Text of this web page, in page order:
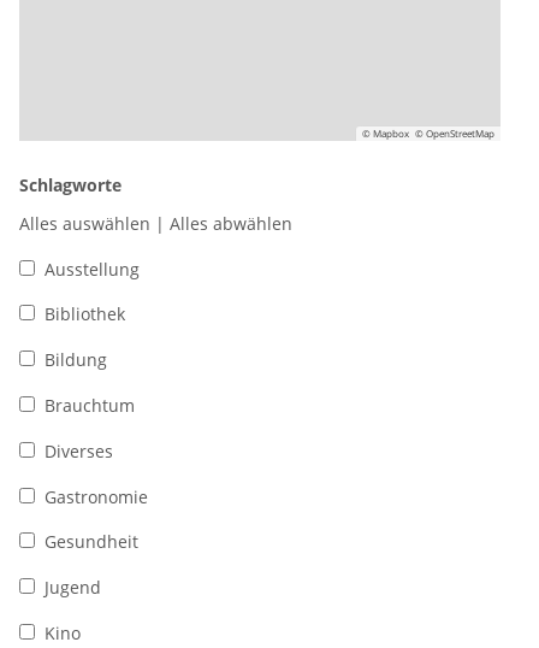
© Mapbox © OpenStreetMap
Schlagworte
Alles auswählen | Alles abwählen
Ausstellung
Bibliothek
Bildung
Brauchtum
Diverses
Gastronomie
Gesundheit
Jugend
Kino